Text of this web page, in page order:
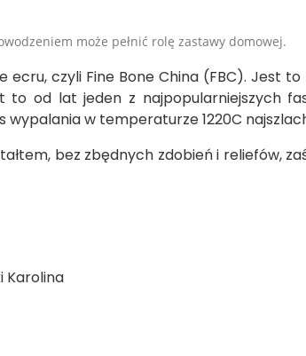
może pełnić rolę zastawy domowej.
czyli Fine Bone China (FBC). Jest
to od lat jeden z najpopularniejszych
w temperaturze 1220C
bez zbędnych zdobień i reliefów,
Karolina